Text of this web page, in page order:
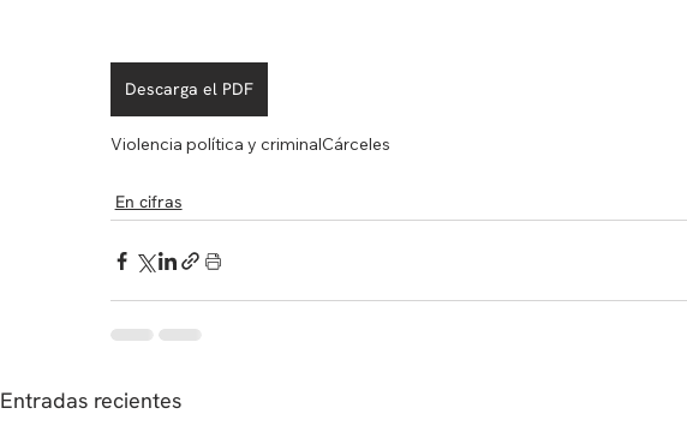
Descarga el PDF
Violencia política y criminalCárceles
En cifras
Entradas recientes